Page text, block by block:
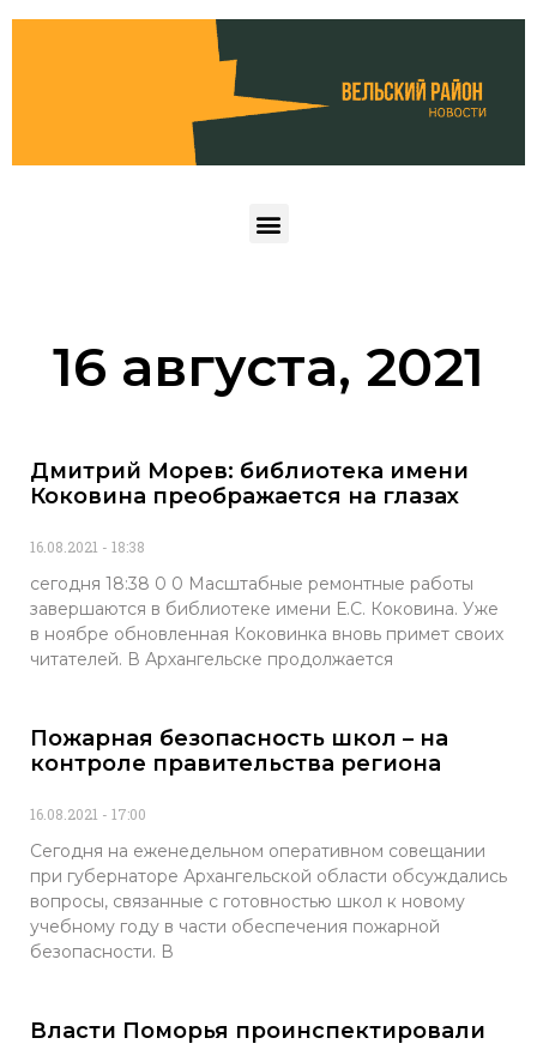
16 августа, 2021
Дмитрий Морев: библиотека имени
Коковина преображается на глазах
16.08.2021 18:38
сегодня 18:38 0 0 Масштабные ремонтные работы
завершаются в библиотеке имени Е.С. Коковина. Уже
в ноябре обновленная Коковинка вновь примет своих
читателей. В Архангельске продолжается
Пожарная безопасность школ – на
контроле правительства региона
16.08.2021 17:00
Сегодня на еженедельном оперативном совещании
при губернаторе Архангельской области обсуждались
вопросы, связанные с готовностью школ к новому
учебному году в части обеспечения пожарной
безопасности. В
Власти Поморья проинспектировали